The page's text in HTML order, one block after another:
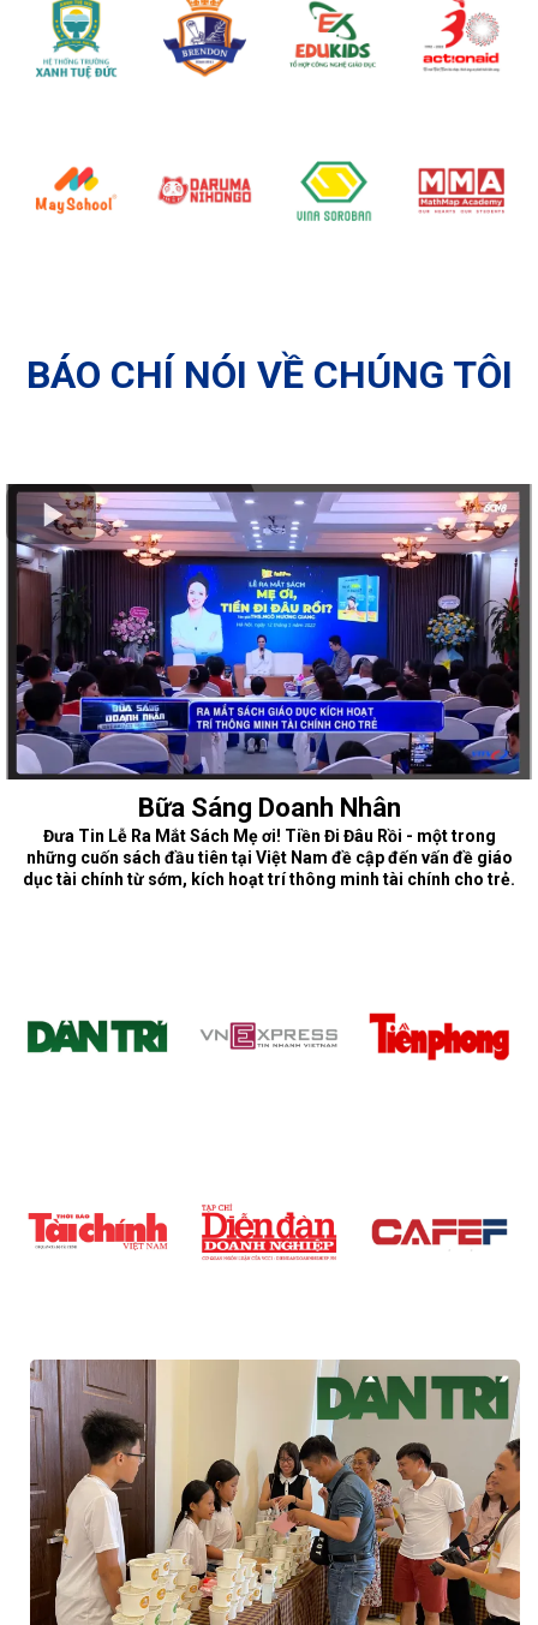
BÁO CHÍ NÓI VỀ CHÚNG TÔI
Bữa Sáng Doanh Nhân
ĐưaTin Lễ Ra Mắt Sách Mẹ ơi! Tiền Đi Đâu Rồi - một trong
những cuốn sách đầu tiên tại Việt Nam đề cập đến vấn đề giáo
dục tài chính từ sớm, kích hoạt trí thông minh tài chính cho trẻ.